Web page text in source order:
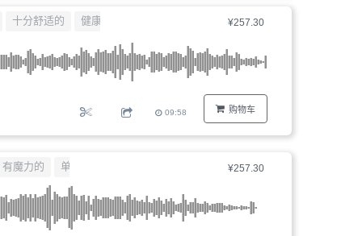
件
¥257.30
购物车
十分舒适的 健康
09:58
¥257.30
有魔力的 单簧管